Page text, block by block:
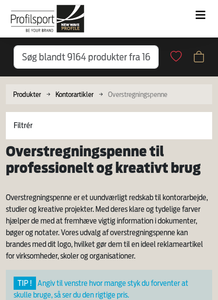
Produkter Kontorartikler Overstregningspenne
Filtrér
Overstregningspenne til
professionelt og kreativt brug
Overstregningspenne er et uundværligt redskab til kontorarbejde,
studier og kreative projekter. Med deres klare og tydelige farver
hjælper de med at fremhæve vigtig information i dokumenter,
bøger og notater. Vores udvalg af overstregningspenne kan
brandes med dit logo, hvilket gør dem til en ideel reklameartikel
for virksomheder, skoler og organisationer.
TIP !
Angiv til venstre hvor mange styk du forventer at
skulle bruge, så ser du den rigtige pris.